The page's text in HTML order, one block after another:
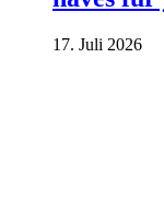
17. Juli 2026